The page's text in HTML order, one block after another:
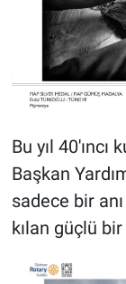
Bu yıl 40'ıncı
Başkan
sadece bir
kılan güçlü